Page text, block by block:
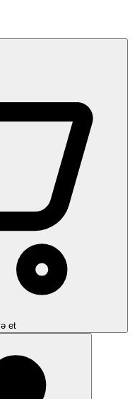
et